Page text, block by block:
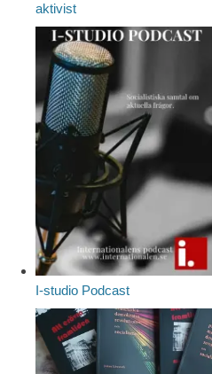
aktivist
I-studio Podcast